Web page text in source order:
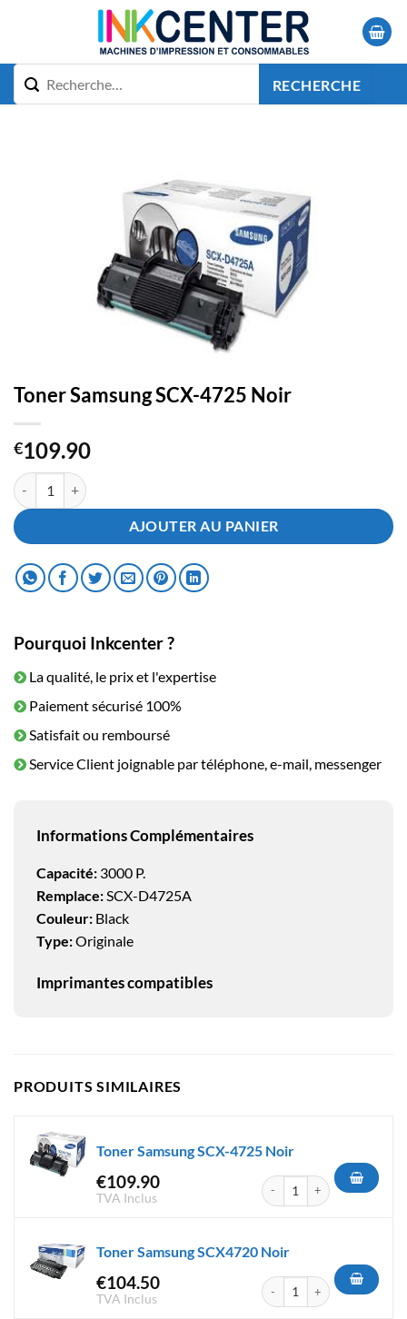
RECHERCHE
Toner Samsung SCX-4725 Noir
€109.90
quantité de Toner Samsung SCX-4725 Noir
AJOUTER AU PANIER
Pourquoi Inkcenter ?
La qualité, le prix et l'expertise
Paiement sécurisé 100%
Satisfait ou remboursé
Service Client joignable par téléphone, e-mail, messenger
Informations Complémentaires
Capacité: 3000 P.
Remplace:SCX-D4725A
Couleur: Black
Type:Originale
Imprimantes compatibles
PRODUITS SIMILAIRES
Toner Samsung SCX-4725 Noir
€109.90
TVA Inclus
quantité de Toner Samsung
Toner Samsung SCX4720 Noir
€104.50
TVA Inclus
quantité de Toner Samsung